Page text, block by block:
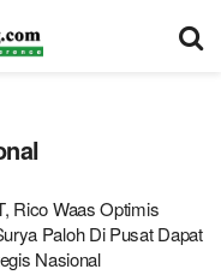
Rico Waas Optimis
Paloh Di Pusat Dapat
Nasional